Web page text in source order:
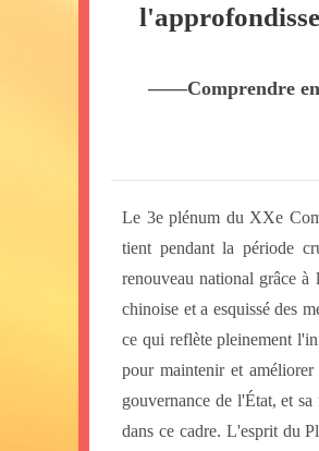
——Comprendre en
Le 3e plénum du XXe
tient pendant la période
renouveau national grâce à
chinoise et a esquissé des
ce qui reflète pleinement
pour maintenir et
gouvernance de l'État, et
dans ce cadre. L'esprit du